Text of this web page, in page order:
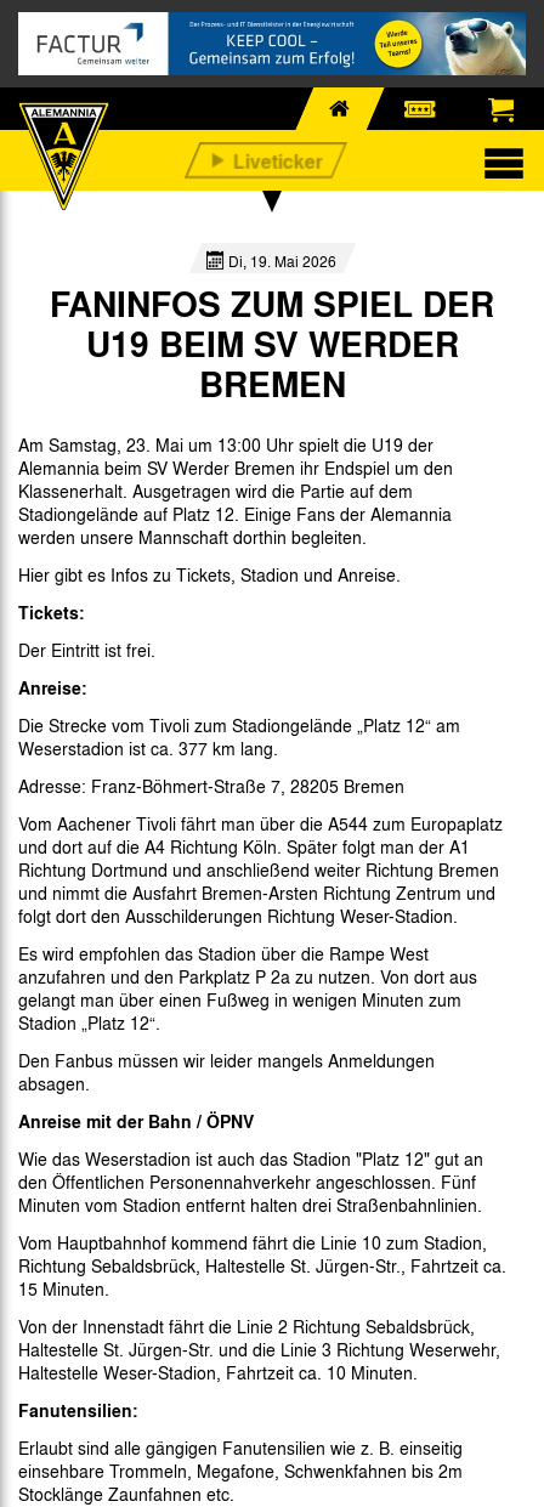
Di, 19. Mai 2026
FANINFOS ZUM SPIEL DER
U19 BEIM SV WERDER
BREMEN
Am Samstag, 23. Mai um 13:00 Uhr spielt die U19 der
Alemannia beim SV Werder Bremen ihr Endspiel um den
Klassenerhalt. Ausgetragen wird die Partie auf dem
Stadiongelände auf Platz 12. Einige Fans der Alemannia
werden unsere Mannschaft dorthin begleiten.
Hier gibt es Infos zu Tickets, Stadion und Anreise.
Tickets:
Der Eintritt ist frei.
Anreise:
Die Strecke vom Tivoli zum Stadiongelände „Platz 12“ am
Weserstadion ist ca. 377 km lang.
Adresse: Franz-Böhmert-Straße 7, 28205 Bremen
Vom Aachener Tivoli fährt man über die A544 zum Europaplatz
und dort auf die A4 Richtung Köln. Später folgt man der A1
Richtung Dortmund und anschließend weiter Richtung Bremen
und nimmt die Ausfahrt Bremen-Arsten Richtung Zentrum und
folgt dort den Ausschilderungen Richtung Weser-Stadion.
Es wird empfohlen das Stadion über die Rampe West
anzufahren und den Parkplatz P 2a zu nutzen. Von dort aus
gelangt man über einen Fußweg in wenigen Minuten zum
Stadion „Platz 12“.
Den Fanbus müssen wir leider mangels Anmeldungen
absagen.
Anreise mit der Bahn / ÖPNV
Wie das Weserstadion ist auch das Stadion "Platz 12" gut an
den Öffentlichen Personennahverkehr angeschlossen. Fünf
Minuten vom Stadion entfernt halten drei Straßenbahnlinien.
Vom Hauptbahnhof kommend fährt die Linie 10 zum Stadion,
Richtung Sebaldsbrück, Haltestelle St. Jürgen-Str., Fahrtzeit ca.
15 Minuten.
Von der Innenstadt fährt die Linie 2 Richtung Sebaldsbrück,
Haltestelle St. Jürgen-Str. und die Linie 3 Richtung Weserwehr,
Haltestelle Weser-Stadion, Fahrtzeit ca. 10 Minuten.
Fanutensilien:
Erlaubt sind alle gängigen Fanutensilien wie z. B. einseitig
einsehbare Trommeln, Megafone, Schwenkfahnen bis 2m
Stocklänge Zaunfahnen etc.